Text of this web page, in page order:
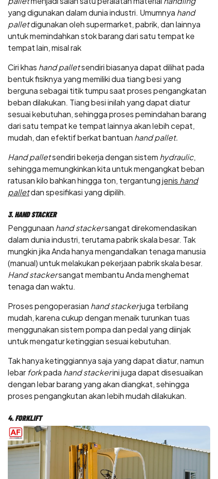
yang digunakan dalam dunia industri. Umumnya hand
palletdigunakan oleh supermarket, pabrik, dan lainnya
untuk memindahkan stok barang dari satu tempat ke
tempat lain, misal rak
Ciri khas hand palletsendiri biasanya dapat dilihat pada
bentuk fisiknya yang memiliki dua tiang besi yang
berguna sebagai titik tumpu saat proses pengangkatan
beban dilakukan. Tiang besi inilah yang dapat diatur
sesuai kebutuhan, sehingga proses pemindahan barang
dari satu tempat ke tempat lainnya akan lebih cepat,
mudah, dan efektif berkat bantuan hand pallet.
Hand palletsendiri bekerja dengan sistem hydraulic,
sehingga memungkinkan kita untuk mengangkat beban
ratusan kilo bahkan hingga ton, tergantungjenis hand
palletdan spesifikasi yang dipilih.
3. HAND STACKER
Penggunaan hand stackersangat direkomendasikan
dalam dunia industri, terutama pabrik skala besar. Tak
mungkin jika Anda hanya mengandalkan tenaga manusia
(manual) untuk melakukan pekerjaan pabrik skala besar.
Hand stackersangat membantu Anda menghemat
tenaga dan waktu.
Proses pengoperasian hand stackerjuga terbilang
mudah, karena cukup dengan menaik turunkan tuas
menggunakan sistem pompa dan pedal yang diinjak
untuk mengatur ketinggian sesuai kebutuhan.
Tak hanya ketinggiannya saja yang dapat diatur, namun
lebar forkpada hand stackerini juga dapat disesuaikan
dengan lebar barang yang akan diangkat, sehingga
proses pengangkutan akan lebih mudah dilakukan.
4. FORKLIFT